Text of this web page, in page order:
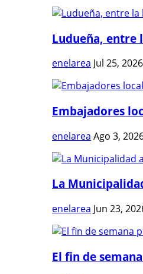
Ludueña, entre
enelarea Jul 25, 2026
Embajadores
enelarea Ago 3,
La
enelarea Jun 23,
El fin de